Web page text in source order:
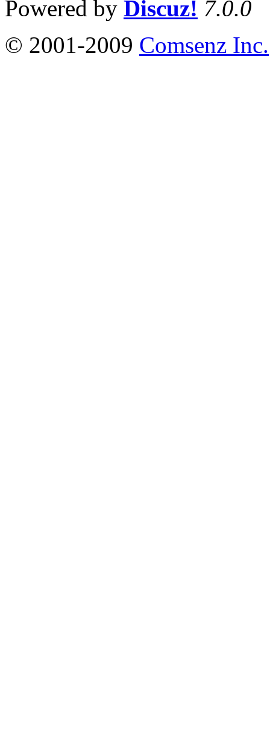
Powered by Discuz! 7.0.0
© 2001-2009 Comsenz Inc.